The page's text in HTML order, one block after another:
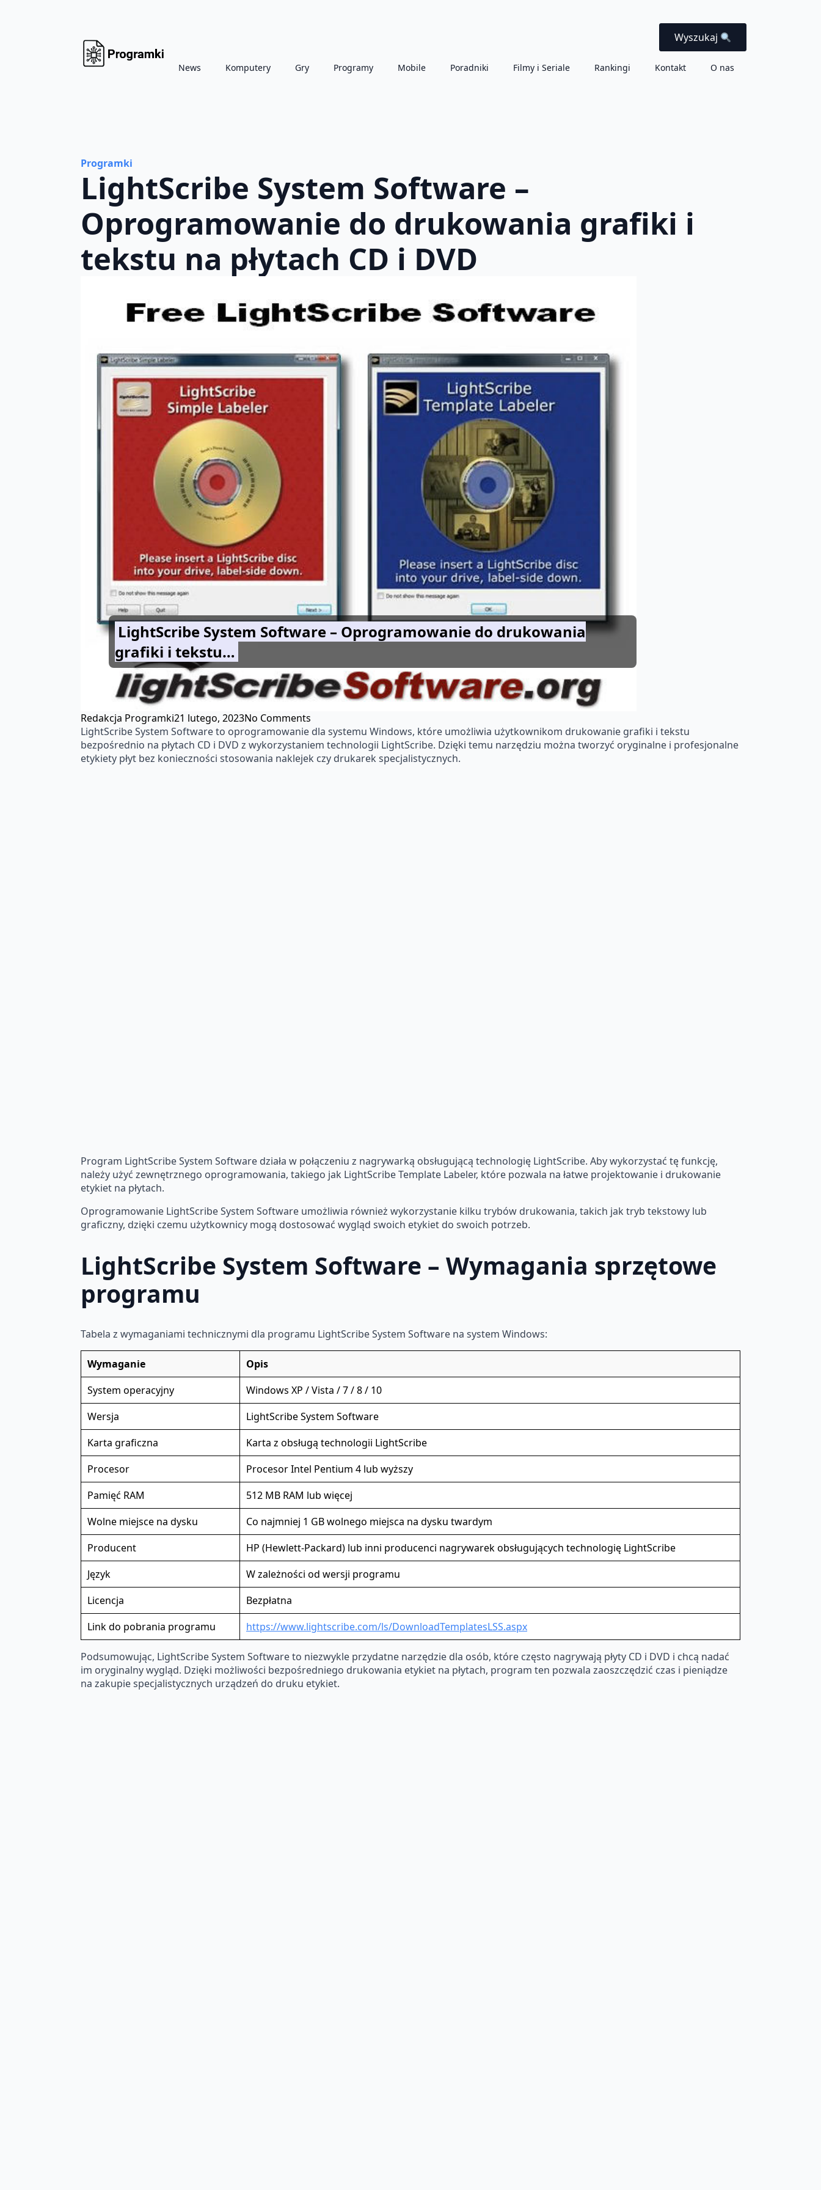
Wyszukaj
News Komputery Gry Programy Mobile Poradniki Filmy i Seriale Rankingi Kontakt O nas
Programki
LightScribe System Software –
Oprogramowanie do drukowania grafiki i
tekstu na płytach CD i DVD
LightScribe System Software – Oprogramowanie do drukowania
grafiki i tekstu…
Redakcja Programki21 lutego, 2023No Comments
LightScribe System Software to oprogramowanie dla systemu Windows, które umożliwia użytkownikom drukowanie grafiki i tekstu
bezpośrednio na płytach CD i DVD z wykorzystaniem technologii LightScribe. Dzięki temu narzędziu można tworzyć oryginalne i profesjonalne
etykiety płyt bez konieczności stosowania naklejek czy drukarek specjalistycznych.
Program LightScribe System Software działa w połączeniu z nagrywarką obsługującą technologię LightScribe. Aby wykorzystać tę funkcję,
należy użyć zewnętrznego oprogramowania, takiego jak LightScribe Template Labeler, które pozwala na łatwe projektowanie i drukowanie
etykiet na płytach.
Oprogramowanie LightScribe System Software umożliwia również wykorzystanie kilku trybów drukowania, takich jak tryb tekstowy lub
graficzny, dzięki czemu użytkownicy mogą dostosować wygląd swoich etykiet do swoich potrzeb.
LightScribe System Software – Wymagania sprzętowe
programu
Tabela z wymaganiami technicznymi dla programu LightScribe System Software na system Windows:
Wymaganie
Opis
System operacyjny
Windows XP / Vista / 7 / 8 / 10
Wersja
LightScribe System Software
Karta graficzna
Karta z obsługą technologii LightScribe
Procesor
Procesor Intel Pentium 4 lub wyższy
Pamięć RAM
512 MB RAM lub więcej
Wolne miejsce na dysku
Co najmniej 1 GB wolnego miejsca na dysku twardym
Producent
HP (Hewlett-Packard) lub inni producenci nagrywarek obsługujących technologię LightScribe
Język
W zależności od wersji programu
Licencja
Bezpłatna
Link do pobrania programu
https://www.lightscribe.com/ls/DownloadTemplatesLSS.aspx
Podsumowując, LightScribe System Software to niezwykle przydatne narzędzie dla osób, które często nagrywają płyty CD i DVD i chcą nadać
im oryginalny wygląd. Dzięki możliwości bezpośredniego drukowania etykiet na płytach, program ten pozwala zaoszczędzić czas i pieniądze
na zakupie specjalistycznych urządzeń do druku etykiet.